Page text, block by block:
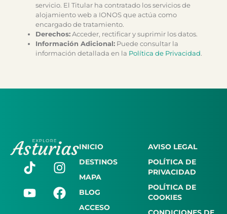
servicio. El Titular ha contratado los servicios de
alojamiento web a IONOS que actúa como
encargado de tratamiento.
Derechos:Acceder, rectificar y suprimir los datos.
Información Adicional: Puede consultar la
información detallada en la Política de Privacidad.
INICIO
DESTINOS
MAPA
BLOG
ACCESO
AVISO LEGAL
POLÍTICA DE
PRIVACIDAD
POLÍTICA DE
COOKIES